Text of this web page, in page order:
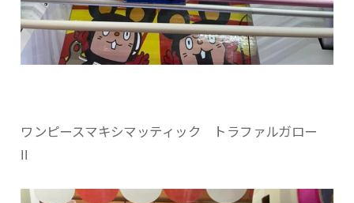
ワンピースマキシマッティック トラファルガロー
II